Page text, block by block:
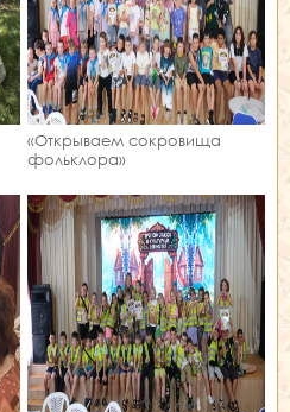
«Открываем сокровища
фольклора»